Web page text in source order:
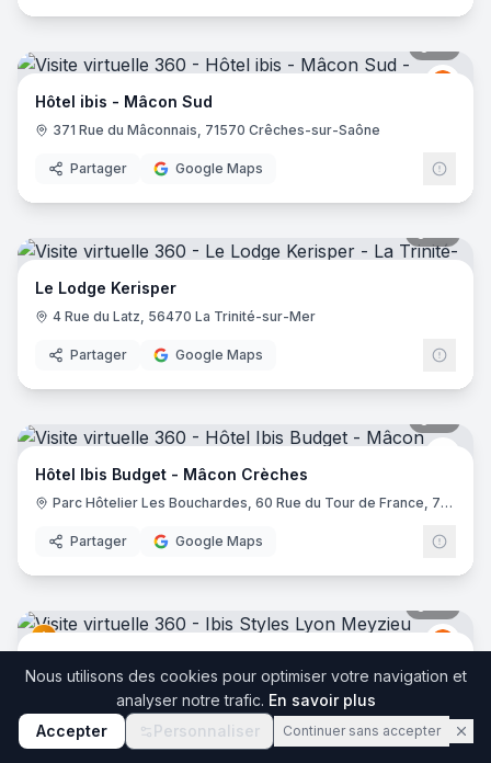
Ibis
Hôtel ibis - Mâcon Sud
371 Rue du Mâconnais, 71570 Crêches-sur-Saône
Partager Google Maps
Le Lodge Kerisper
4 Rue du Latz, 56470 La Trinité-sur-Mer
Partager Google Maps
Ibis
Hôtel Ibis Budget - Mâcon Crèches
Parc Hôtelier Les Bouchardes, 60 Rue du Tour de France, 71570 Chaintré
Partager Google Maps
Ibis
2 Bis Rue du 24 Avril 1915, 69330 Meyzieu
Partager Google Maps
Nous utilisons des cookies pour optimiser votre navigation et
analyser notre trafic. En savoir plus
Accepter
Personnaliser Continuer sans accepter